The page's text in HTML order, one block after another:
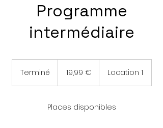
Programme
intermédiaire
Terminé
m
19,99 € Location 1
Places disponibles